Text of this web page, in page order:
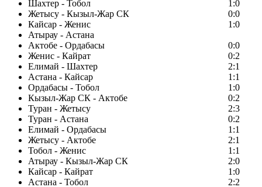
Шахтер - Тобол
1:0
Жетысу - Кызыл-Жар СК
0:0
Кайсар - Женис
1:0
Атырау - Астана
Актобе - Ордабасы
0:0
Женис - Кайрат
0:2
Елимай - Шахтер
2:1
Астана - Кайсар
1:1
Ордабасы - Тобол
1:0
Кызыл-Жар СК - Актобе
0:2
Туран - Жетысу
2:3
Туран - Астана
0:2
Елимай - Ордабасы
1:1
Жетысу - Актобе
2:1
Тобол - Женис
1:1
Атырау - Кызыл-Жар СК
2:0
Кайсар - Кайрат
1:0
Астана - Тобол
2:2